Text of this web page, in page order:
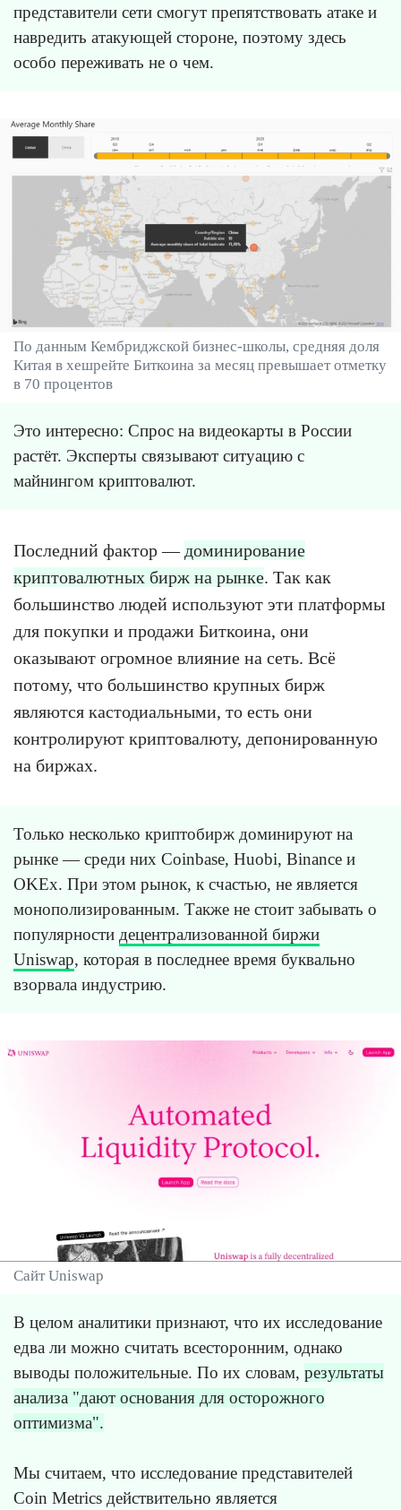
представители сети смогут препятствовать атаке и
навредить атакующей стороне, поэтому здесь
особо переживать не о чем.
По данным Кембриджской бизнес-школы, средняя доля
Китая в хешрейте Биткоина за месяц превышает отметку
в 70 процентов
Это интересно: Спрос на видеокарты в России
растёт. Эксперты связывают ситуацию с
майнингом криптовалют.
Последний фактор — доминирование
криптовалютных бирж на рынке. Так как
большинство людей используют эти платформы
для покупки и продажи Биткоина, они
оказывают огромное влияние на сеть. Всё
потому, что большинство крупных бирж
являются кастодиальными, то есть они
контролируют криптовалюту, депонированную
на биржах.
Только несколько криптобирж доминируют на
рынке — среди них Coinbase, Huobi, Binance и
OKEx. При этом рынок, к счастью, не является
монополизированным. Также не стоит забывать о
популярности децентрализованной биржи
Uniswap, которая в последнее время буквально
взорвала индустрию.
Сайт Uniswap
В целом аналитики признают, что их исследование
едва ли можно считать всесторонним, однако
выводы положительные. По их словам, результаты
анализа "дают основания для осторожного
оптимизма".
Мы считаем, что исследование представителей
Coin Metrics действительно является